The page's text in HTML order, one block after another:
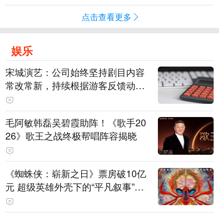
点击查看更多
娱乐
宋城演艺：公司始终坚持剧目内容
常改常新，持续根据游客反馈动态
优化节目配比
毛阿敏韩磊吴碧霞助阵！《歌手20
26》歌王之战终极帮唱阵容揭晓
《蜘蛛侠：崭新之日》票房破10亿
元 超级英雄外壳下的“平凡叙事”打
动人心